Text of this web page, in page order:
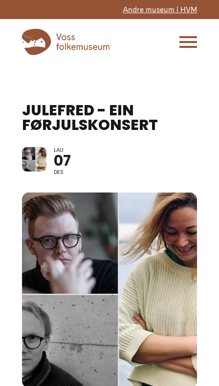
Andre museum i HVM
JULEFRED - EIN
FØRJULSKONSERT
LAU
07
DES